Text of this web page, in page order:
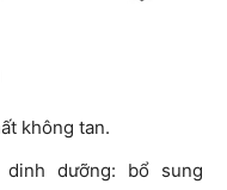
không tan.
dưỡng: bổ sung